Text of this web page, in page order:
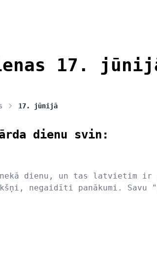
17.
17. jūnijā
dienu svin:
dienu, un tas latvietim ir
negaidīti panākumi.